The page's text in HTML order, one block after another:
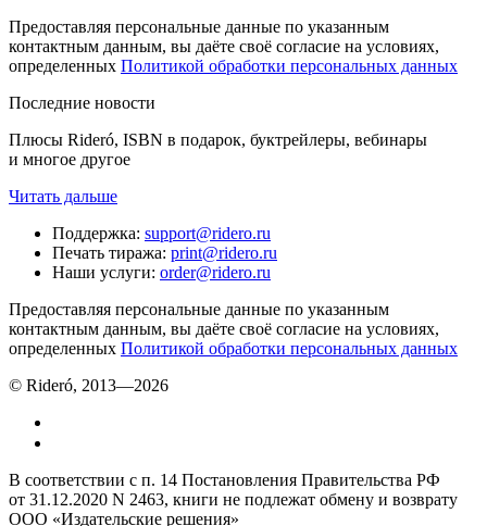
Предоставляя персональные данные по указанным
контактным данным, вы даёте своё согласие на условиях,
определенных Политикой обработки персональных данных
Последние новости
Плюсы Rideró, ISBN в подарок, буктрейлеры, вебинары
и многое другое
Читать дальше
Поддержка: support@ridero.ru
Печать тиража: print@ridero.ru
Наши услуги: order@ridero.ru
Предоставляя персональные данные по указанным
контактным данным, вы даёте своё согласие на условиях,
определенных Политикой обработки персональных данных
© Rideró, 2013—2026
В соответствии с п. 14 Постановления Правительства РФ
от 31.12.2020 N 2463, книги не подлежат обмену и возврату
ООО «Издательские решения»